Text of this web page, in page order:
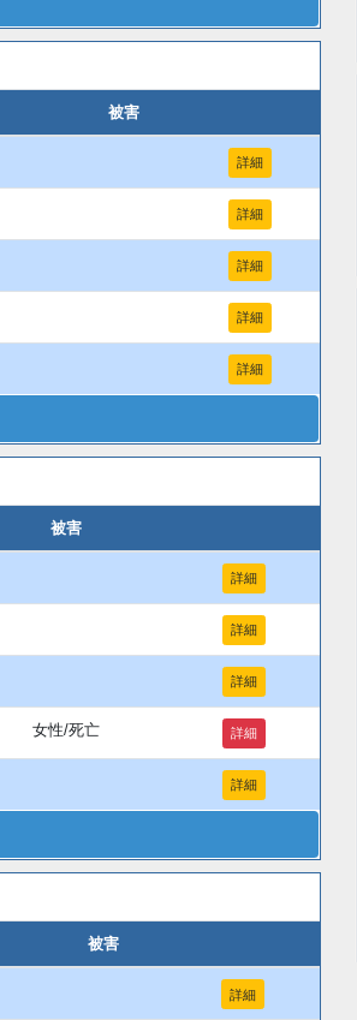
被害
詳細
詳細
詳細
詳細
詳細
被害
詳細
詳細
詳細
女性/死亡 詳細
詳細
被害
詳細